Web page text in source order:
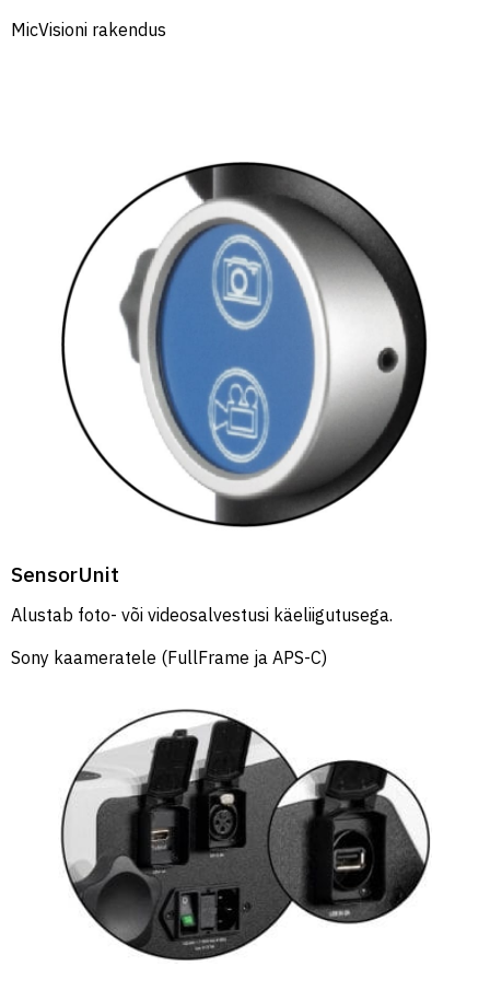
MicVisioni rakendus
SensorUnit
Alustab foto- või videosalvestusi käeliigutusega.
Sony kaameratele (FullFrame ja APS-C)